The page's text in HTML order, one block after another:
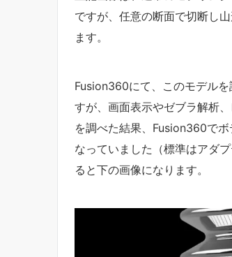
ですが、任意の断面で切断し
ます。
Fusion360にて、このモデル
すが、画面表示やゼブラ解析
を調べた結果、Fusion360で
なっていました（標準はアダ
ると下の画像になります。